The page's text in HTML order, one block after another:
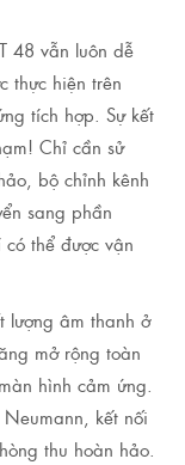
48 vẫn luôn dễ
thực hiện trên
tích hợp. Sự kết
Chỉ cần sử
bộ chỉnh kênh
sang phần
thể được vận
lượng âm thanh ở
mở rộng toàn
hình cảm ứng.
kết nối
thu hoàn hảo.